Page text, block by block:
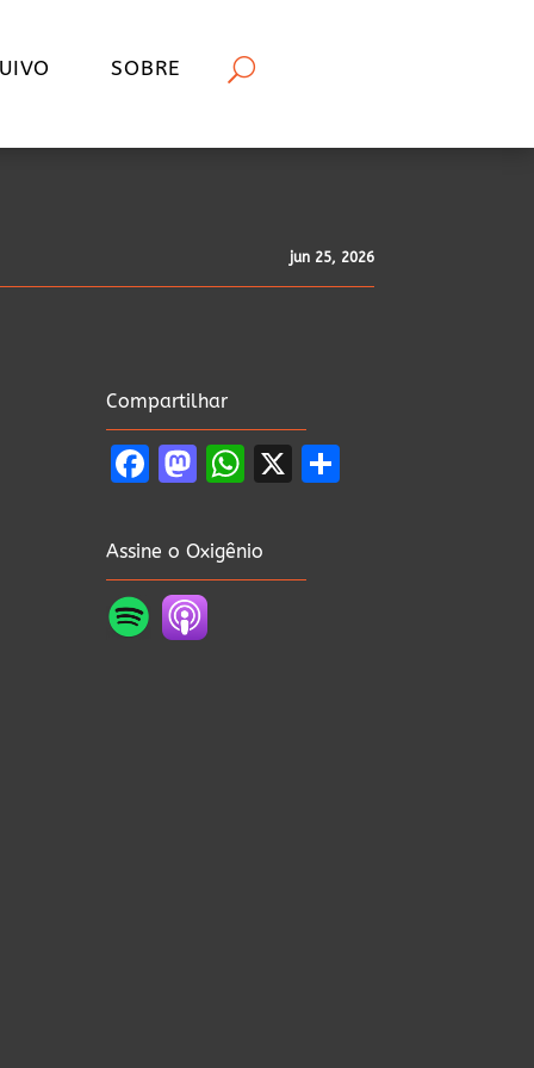
SOBRE
jun 25, 2026
Compartilhar
Facebook
Mastodon
WhatsApp
X
Assine o Oxigênio